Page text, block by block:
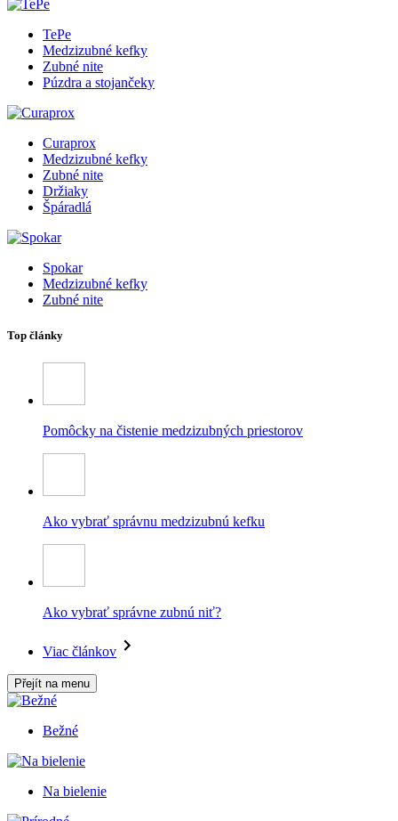
TePe
Medzizubné kefky
Zubné nite
Púzdra a stojančeky
Curaprox
Medzizubné kefky
Zubné nite
Držiaky
Špáradlá
Spokar
Medzizubné kefky
Zubné nite
Top články
Pomôcky na čistenie medzizubných priestorov
Ako vybrať správnu medzizubnú kefku
Ako vybrať správne zubnú niť?
Viac článkov
Přejít na menu
Bežné
Na bielenie